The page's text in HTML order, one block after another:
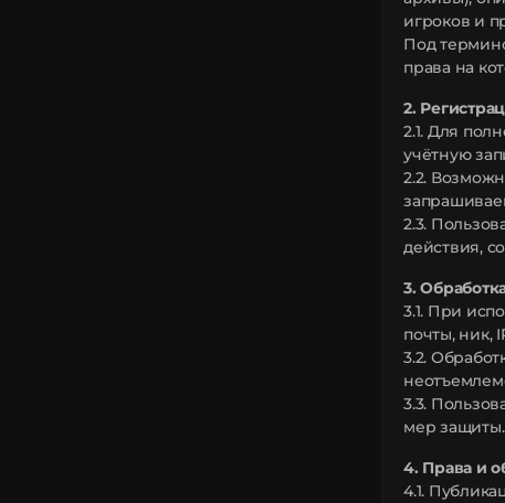
игроков и
Под
права на
2.
2.1. Для
учётную
2.2.
2.3.
действия,
3.
3.1. При
почты, ник,
3.2.
3.3.
мер защиты.
4. Права и
4.1.